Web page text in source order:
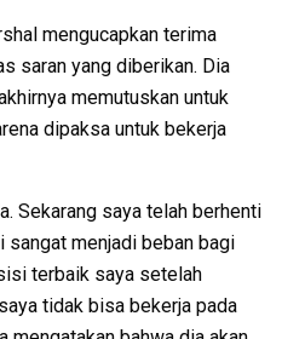
mengucapkan terima
saran yang diberikan. Dia
memutuskan untuk
dipaksa untuk bekerja
Sekarang saya telah berhenti
sangat menjadi beban bagi
terbaik saya setelah
tidak bisa bekerja pada